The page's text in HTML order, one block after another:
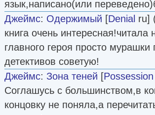
язык,написано(или
Джеймс: Одержимый [Denial ru]
книга очень
главного героя просто
детективов советую!
Джеймс: Зона теней [Possession
Соглашусь с большинством,в
концовку не поняла,а